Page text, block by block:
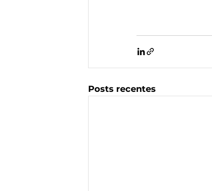
Posts recentes